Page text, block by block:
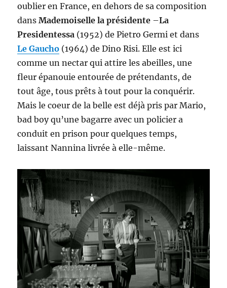
oublier en France, en dehors de sa composition
dansMademoiselle la présidente –La
Presidentessa (1952) de Pietro Germi et dans
Le Gaucho (1964) de Dino Risi. Elle est ici
comme un nectar qui attire les abeilles, une
fleur épanouie entourée de prétendants, de
tout âge, tous prêts à tout pour la conquérir.
Mais le coeur de la belle est déjà pris par Mario,
bad boy qu’une bagarre avec un policier a
conduit en prison pour quelques temps,
laissant Nannina livrée à elle-même.